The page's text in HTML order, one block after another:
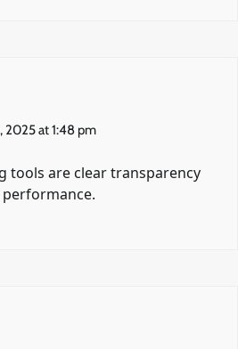
2025 at 1:48 pm
tools are clear transparency